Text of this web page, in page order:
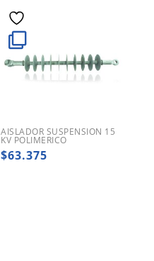
AISLADOR SUSPENSION 15
KV POLIMERICO
$63.375